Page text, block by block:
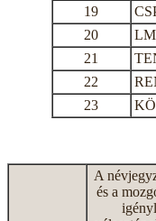
19
20
21
22
23
A
és a